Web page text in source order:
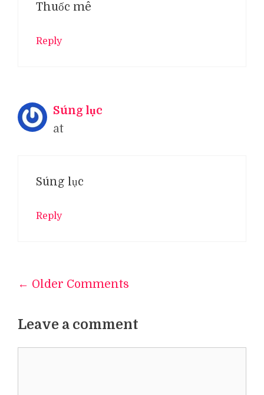
Thuốc mê
Reply
Súng lục
at
Súng lục
Reply
Comment
← Older Comments
Leave a comment